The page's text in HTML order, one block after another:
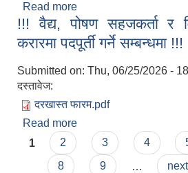
Read more
सूचना !!!
!!! वैद्य, पोषण सहजकर्ता र
करारमा पदपूर्ती गर्ने सम्बन्धमा !!!
Submitted on: Thu, 06/25/2026 -
दस्तावेज:
दरखास्त फारम.pdf
Read more
करारमा पदपूर्ती गर्ने सम्बन्धमा
Pages
1 2 3 4
8
9